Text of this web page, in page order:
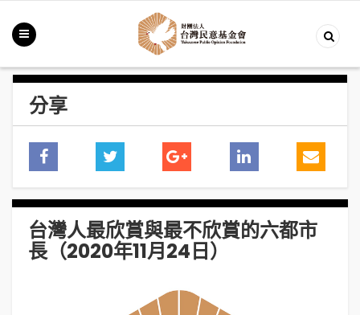
分享
台灣人最欣賞與最不欣賞的六都市
長（2020年11月24日）